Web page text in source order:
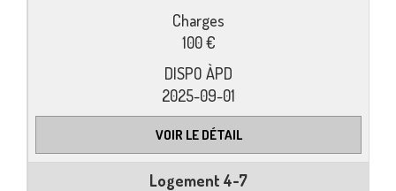
100 €
2025-09-01
VOIR LE DÉTAIL
Logement 4-7